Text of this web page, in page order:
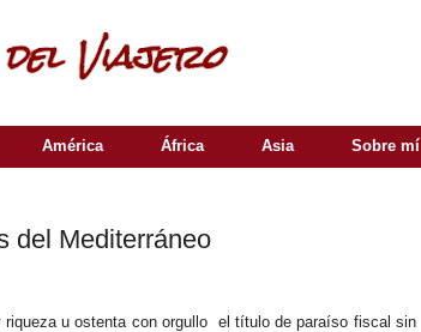
América África Asia Sobre mí
del Mediterráneo
u ostenta con orgullo el título de paraíso fiscal sin